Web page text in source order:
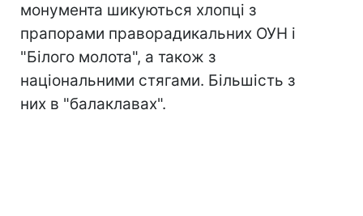
монумента шикуються хлопці з
прапорами праворадикальних ОУН і
"Білого молота", а також з
національними стягами. Більшість з
них в "балаклавах".